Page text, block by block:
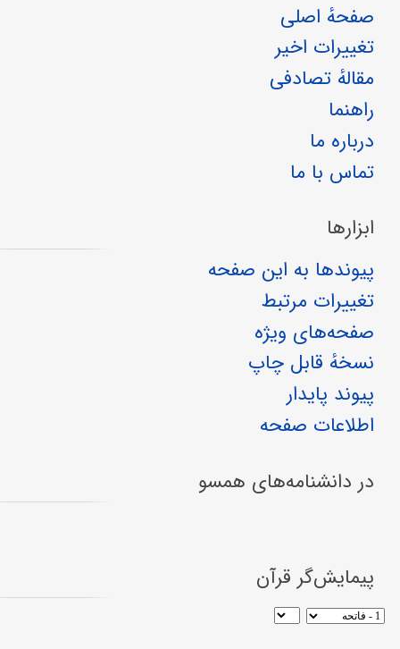
صفحهٔ اصلی
تغییرات اخیر
مقالهٔ تصادفی
راهنما
درباره ما
تماس با ما
ابزارها
پیوندها به این صفحه
تغییرات مرتبط
صفحه‌های ویژه
نسخهٔ قابل چاپ
پیوند پایدار
اطلاعات صفحه
در دانشنامه‌های همسو
پیمایش‌گر قرآن